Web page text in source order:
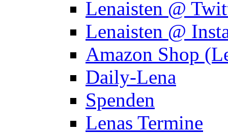
Lenaisten @
Lenaisten @
Amazon Shop
Daily-Lena
Spenden
Lenas Termine